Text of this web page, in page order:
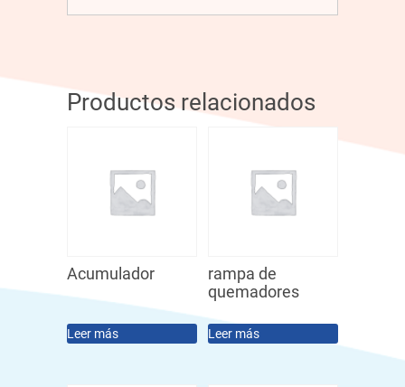
Productos relacionados
Acumulador
Leer más
rampa de
quemadores
Leer más